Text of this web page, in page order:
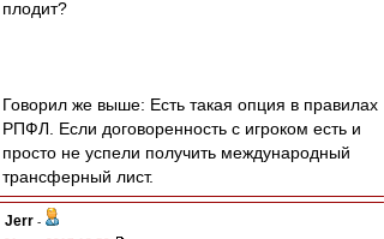
плодит?
Говорил же выше: Есть такая опция в правилах
РПФЛ. Если договоренность с игроком есть и
просто не успели получить международный
трансферный лист.
Jerr -